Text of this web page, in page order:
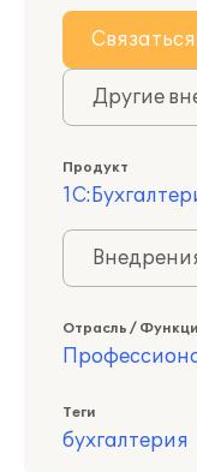
Связаться
Другие
Продукт
Отрасль /
Теги
бухгалтерия